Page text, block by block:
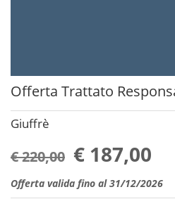
Offerta Trattato
Giuffrè
€ 220,00 € 187,00
Offerta valida fino al 31/12/2026